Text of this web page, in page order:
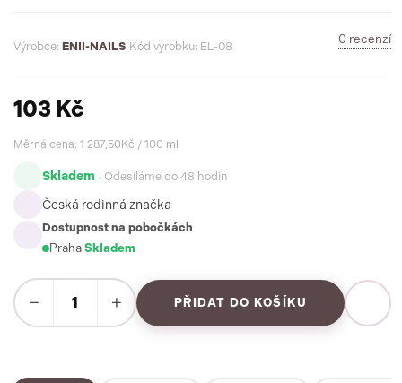
Výrobce: ENII-NAILS Kód výrobku: EL-08
0 recenzí
103 Kč
Měrná cena: 1 287,50Kč / 100 ml
Skladem · Odesíláme do 48 hodin
Česká rodinná značka
Dostupnost na pobočkách
Praha·Skladem
− + PŘIDAT DO KOŠÍKU